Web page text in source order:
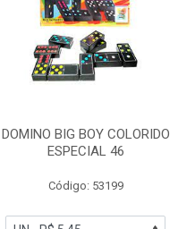
DOMINO BIG BOY COLORIDO
ESPECIAL 46
Código: 53199